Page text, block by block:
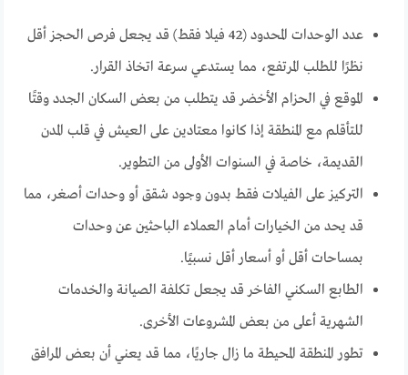
عدد الوحدات المحدود (42 فيلا فقط) قد يجعل فرص الحجز أقل
نظرًا للطلب المرتفع، مما يستدعي سرعة اتخاذ القرار.
الموقع في الحزام الأخضر قد يتطلب من بعض السكان الجدد وقتًا
للتأقلم مع المنطقة إذا كانوا معتادين على العيش في قلب المدن
القديمة، خاصة في السنوات الأولى من التطوير.
التركيز على الفيلات فقط بدون وجود شقق أو وحدات أصغر، مما
قد يحد من الخيارات أمام العملاء الباحثين عن وحدات
بمساحات أقل أو أسعار أقل نسبيًا.
الطابع السكني الفاخر قد يجعل تكلفة الصيانة والخدمات
الشهرية أعلى من بعض المشروعات الأخرى.
تطور المنطقة المحيطة ما زال جاريًا، مما قد يعني أن بعض المرافق